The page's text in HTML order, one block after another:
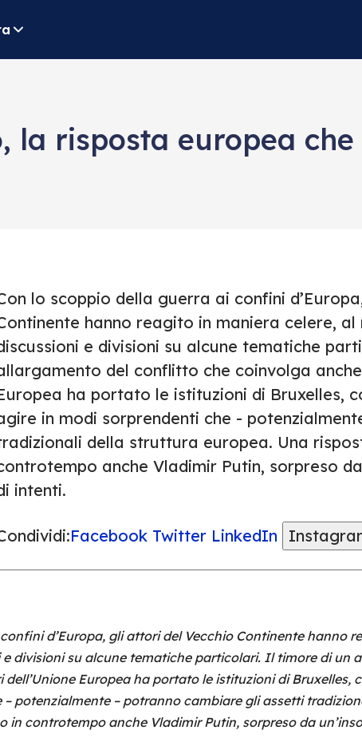
la risposta europea
lo scoppio della guerra ai confini
hanno reagito in maniera celere,
e divisioni su alcune tematiche
del conflitto che coinvolga anche
ha portato le istituzioni di Bruxelles,
in modi sorprendenti che -
della struttura europea. Una
anche Vladimir Putin, sorpreso
intenti.
Facebook Twitter LinkedIn
d’Europa, gli attori del Vecchio Continente hanno
divisioni su alcune tematiche particolari. Il timore di un
Europea ha portato le istituzioni di Bruxelles,
potenzialmente – potranno cambiare gli assetti
in controtempo anche Vladimir Putin, sorpreso da